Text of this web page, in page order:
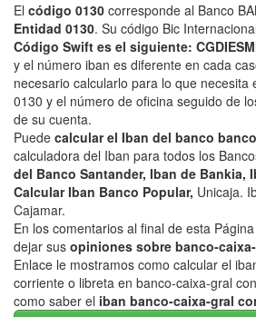
El código 0130 corresponde al Banco
Entidad 0130. Su código Bic
Código Swift es el siguiente:
y el número iban es diferente en cada
necesario calcularlo para lo que necesita
0130 y el número de oficina seguido de
de su cuenta.
Puede calcular el Iban del banco
calculadora del Iban para todos los
del Banco Santander, Iban de Bankia,
Calcular Iban Banco Popular, Unicaja.
Cajamar.
En los comentarios al final de esta
dejar sus opiniones sobre banco-
Enlace le mostramos como calcular el
corriente o libreta en banco-caixa-gral
como saber el iban banco-caixa-gral